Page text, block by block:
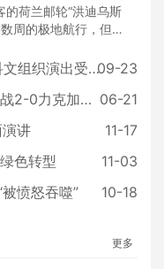
荷兰邮轮“洪迪乌斯
周的极地航行，但近
毒疫情，这种罕见的
“净慧广玄交响乐团”在联合国教科文组织演出受欢迎09-23
2024年美洲杯开战，阿根廷揭幕战2-0力克加拿大 06-21
讲
11-17
色转型
11-03
愤怒吞噬”
10-18
更多